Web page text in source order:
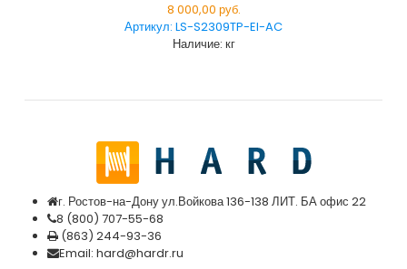
8 000,00 руб.
Артикул: LS-S2309TP-EI-AC
Наличие: кг
г. Ростов-на-Дону ул.Войкова 136-138 ЛИТ. БА офис 22
8 (800) 707-55-68
(863) 244-93-36
Email: hard@hardr.ru